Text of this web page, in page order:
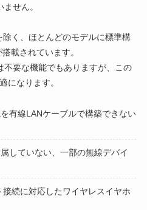
せん。
く、ほとんどのモデルに標準構
搭載されています。
要な機能でもありますが、この
になります。
有線LANケーブルで構築できない
していない、一部の無線デバイ
続に対応したワイヤレスイヤホ